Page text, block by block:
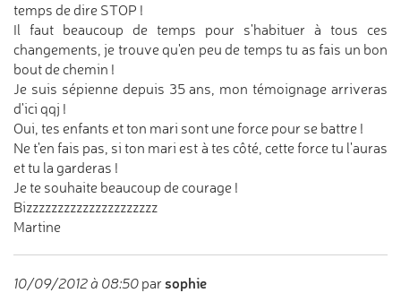
temps de dire STOP !
Il faut beaucoup de temps pour s'habituer à tous ces
changements, je trouve qu'en peu de temps tu as fais un bon
bout de chemin !
Je suis sépienne depuis 35 ans, mon témoignage arriveras
d'ici qqj !
Oui, tes enfants et ton mari sont une force pour se battre !
Ne t'en fais pas, si ton mari est à tes côté, cette force tu l'auras
et tu la garderas !
Je te souhaite beaucoup de courage !
Bizzzzzzzzzzzzzzzzzzzzz
Martine
10/09/2012 à 08:50 par sophie